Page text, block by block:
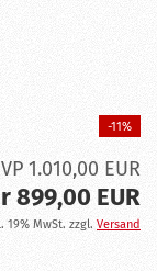
-11%
1.010,00 EUR
899,00 EUR
19% MwSt. zzgl. Versand